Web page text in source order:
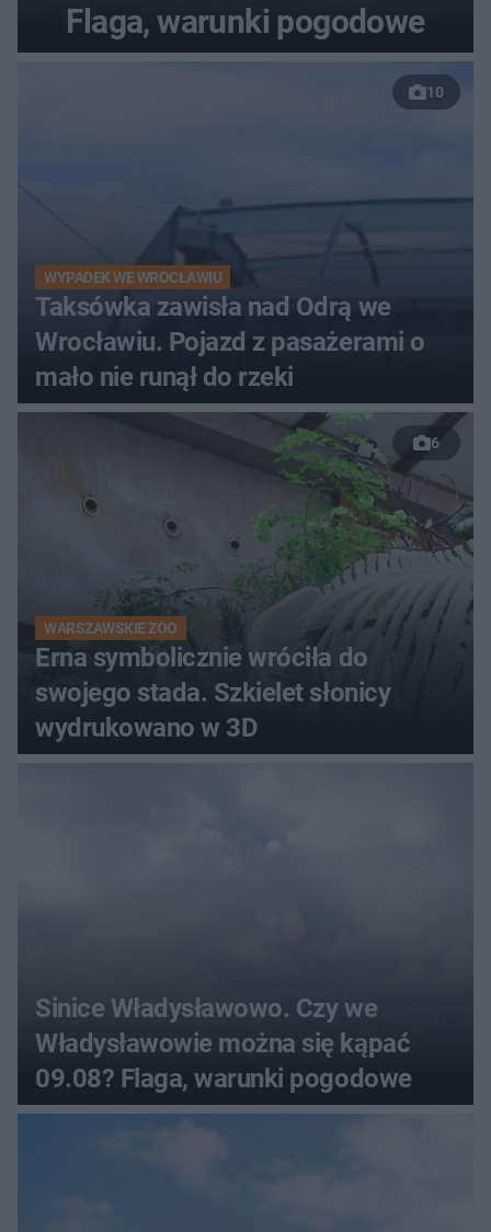
Flaga, warunki pogodowe
10
WYPADEK WE WROCŁAWIU
Taksówka zawisła nad Odrą we
Wrocławiu. Pojazd z pasażerami o
mało nie runął do rzeki
6
WARSZAWSKIE ZOO
Erna symbolicznie wróciła do
swojego stada. Szkielet słonicy
wydrukowano w 3D
Sinice Władysławowo. Czy we
Władysławowie można się kąpać
09.08? Flaga, warunki pogodowe